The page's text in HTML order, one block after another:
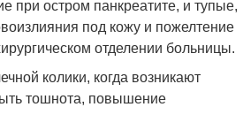
при остром панкреатите, и тупые,
под кожу и пожелтение
отделении больницы.
колики, когда возникают
тошнота, повышение